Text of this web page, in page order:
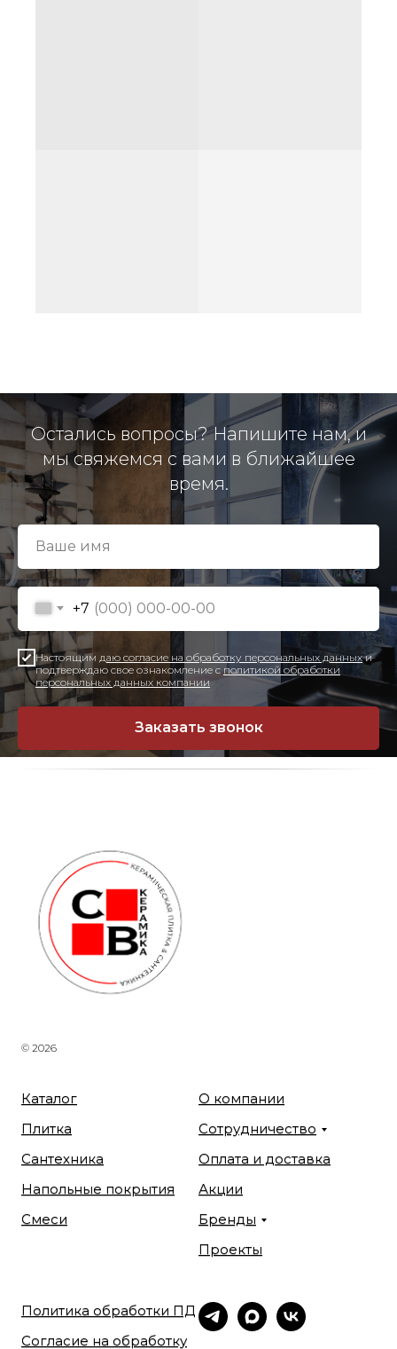
Остались вопросы? Напишите нам, и
мы свяжемся с вами в ближайшее
время.
+7
Настоящим даю согласие на обработку персональных данныхи
подтверждаю свое ознакомление с политикой обработки
персональных данных компании
Заказать звонок
© 2026
Каталог
Плитка
Сантехника
Напольные покрытия
Смеси
О компании
Сотрудничество
Оплата и доставка
Акции
Бренды
Проекты
Политика обработки ПД
Согласие на обработку